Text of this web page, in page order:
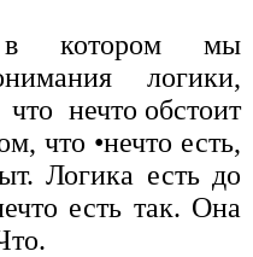
котором мы
логики,
нечто обстоит
что •нечто есть,
Логика есть до
есть так. Она